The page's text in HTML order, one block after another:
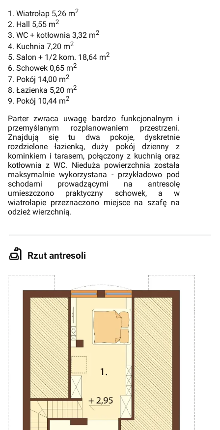
1. Wiatrołap 5,26 m2
2. Hall 5,55 m2
3. WC + kotłownia 3,32 m2
4. Kuchnia 7,20 m2
5. Salon + 1/2 kom. 18,64 m2
6. Schowek 0,65 m2
7. Pokój 14,00 m2
8. Łazienka 5,20 m2
9. Pokój 10,44 m2
Parter zwraca uwagę bardzo funkcjonalnym i
przemyślanym rozplanowaniem przestrzeni.
Znajdują się tu dwa pokoje, dyskretnie
rozdzielone łazienką, duży pokój dzienny z
kominkiem i tarasem, połączony z kuchnią oraz
kotłownia z WC. Nieduża powierzchnia została
maksymalnie wykorzystana - przykładowo pod
schodami prowadzącymi na antresolę
umieszczono praktyczny schowek, a w
wiatrołapie przeznaczono miejsce na szafę na
odzież wierzchnią.
Rzut antresoli